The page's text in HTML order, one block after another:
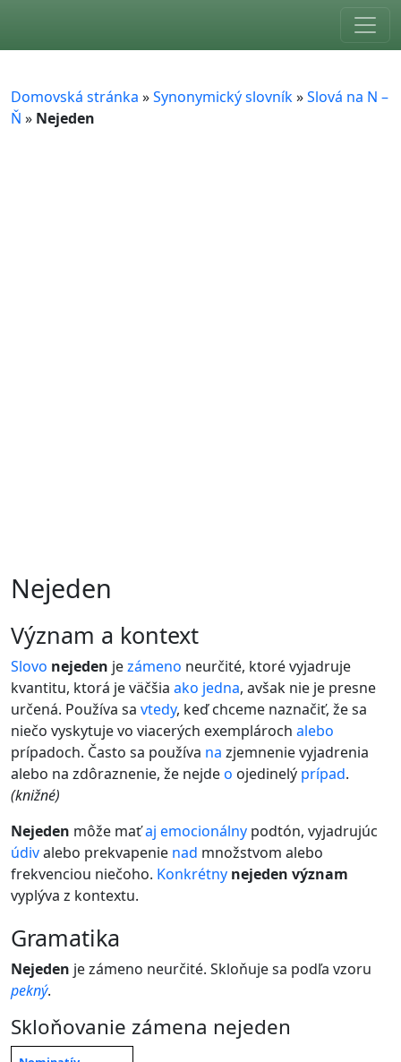
Domovská stránka »Synonymický slovník»Slová na N –
Ň » Nejeden
Nejeden
význam a kontext
Slovo nejeden jezámeno neurčité, ktoré vyjadruje
kvantitu, ktorá je väčšia ako jedna, avšak nie je presne
určená. Používa sa vtedy, keď chceme naznačiť, že sa
niečo vyskytuje vo viacerých exemplároch alebo
prípadoch. Často sa používa na zjemnenie vyjadrenia
alebo na zdôraznenie, že nejdeo ojedinelý prípad.
(knižné)
Nejeden môže maťaj emocionálny podtón, vyjadrujúc
údivalebo prekvapenie nad množstvom alebo
frekvenciou niečoho. Konkrétny nejeden význam
vyplýva z kontextu.
gramatika
Nejeden je zámeno neurčité. Skloňuje sa podľa vzoru
pekný.
Skloňovanie zámena nejeden